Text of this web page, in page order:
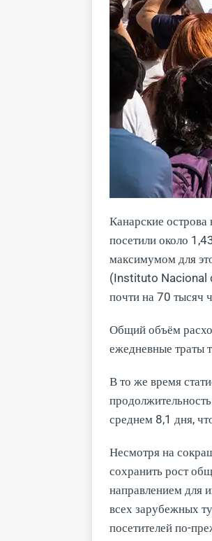
Канарские острова
посетили около
максимумом для
(Instituto Nacional
почти на 70 тысяч
Общий объём
ежедневные траты
В то же время
среднем 8,1 дня,
Несмотря на
сохранить рост
направлением для
всех зарубежных
посетителей по-